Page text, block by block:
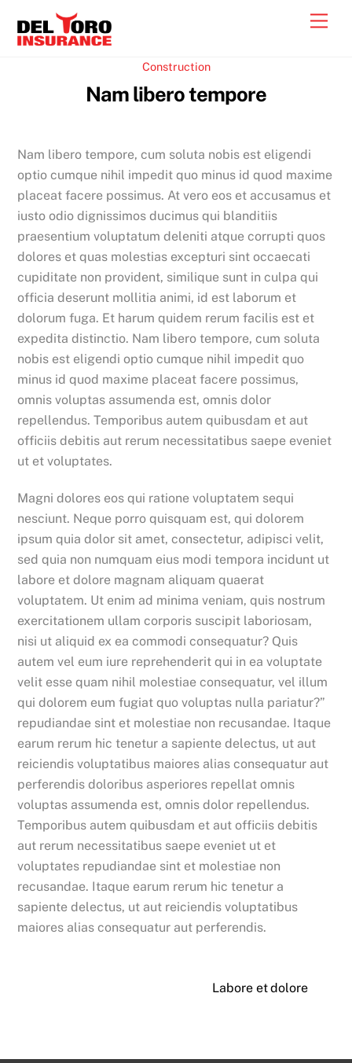
content
Construction
Nam libero tempore
Nam libero tempore, cum soluta nobis est eligendi
optio cumque nihil impedit quo minus id quod maxime
placeat facere possimus. At vero eos et accusamus et
iusto odio dignissimos ducimus qui blanditiis
praesentium voluptatum deleniti atque corrupti quos
dolores et quas molestias excepturi sint occaecati
cupiditate non provident, similique sunt in culpa qui
officia deserunt mollitia animi, id est laborum et
dolorum fuga. Et harum quidem rerum facilis est et
expedita distinctio. Nam libero tempore, cum soluta
nobis est eligendi optio cumque nihil impedit quo
minus id quod maxime placeat facere possimus,
omnis voluptas assumenda est, omnis dolor
repellendus. Temporibus autem quibusdam et aut
officiis debitis aut rerum necessitatibus saepe eveniet
ut et voluptates.
Magni dolores eos qui ratione voluptatem sequi
nesciunt. Neque porro quisquam est, qui dolorem
ipsum quia dolor sit amet, consectetur, adipisci velit,
sed quia non numquam eius modi tempora incidunt ut
labore et dolore magnam aliquam quaerat
voluptatem. Ut enim ad minima veniam, quis nostrum
exercitationem ullam corporis suscipit laboriosam,
nisi ut aliquid ex ea commodi consequatur? Quis
autem vel eum iure reprehenderit qui in ea voluptate
velit esse quam nihil molestiae consequatur, vel illum
qui dolorem eum fugiat quo voluptas nulla pariatur?”
repudiandae sint et molestiae non recusandae. Itaque
earum rerum hic tenetur a sapiente delectus, ut aut
reiciendis voluptatibus maiores alias consequatur aut
perferendis doloribus asperiores repellat omnis
voluptas assumenda est, omnis dolor repellendus.
Temporibus autem quibusdam et aut officiis debitis
aut rerum necessitatibus saepe eveniet ut et
voluptates repudiandae sint et molestiae non
recusandae. Itaque earum rerum hic tenetur a
sapiente delectus, ut aut reiciendis voluptatibus
maiores alias consequatur aut perferendis.
Labore et dolore